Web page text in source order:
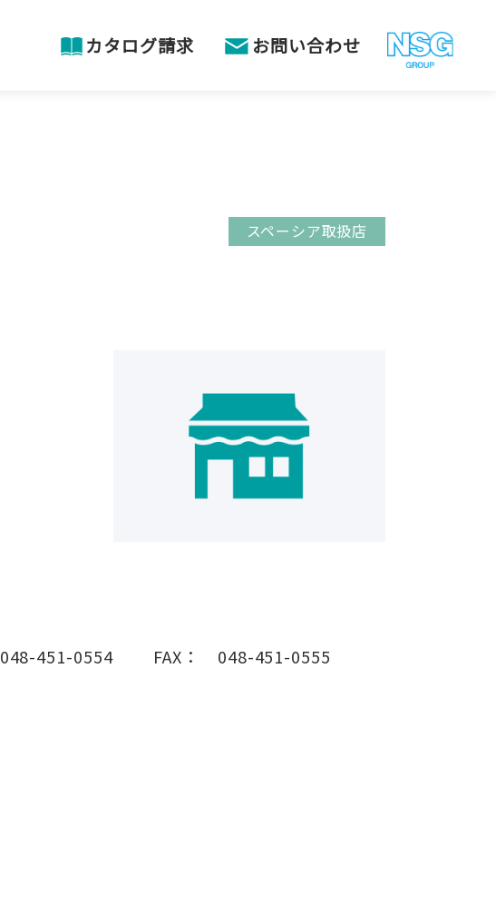
カタログ請求 お問い合わせ
スペーシア取扱店
048-451-0554 FAX： 048-451-0555